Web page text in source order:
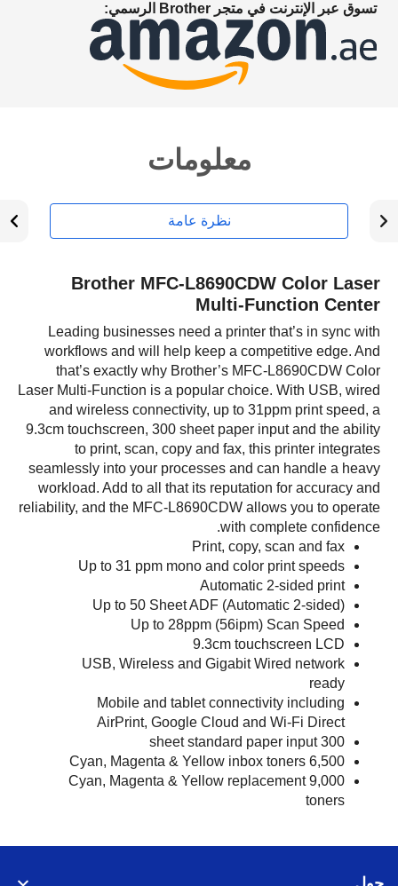
تسوق عبر الإنترنت في متجر Brother الرسمي:
معلومات
نظرة عامة
Brother MFC-L8690CDW Color Laser
Multi-Function Center
Leading businesses need a printer that’s in sync with
workflows and will help keep a competitive edge. And
that’s exactly why Brother’s MFC-L8690CDW Color
Laser Multi-Function is a popular choice. With USB, wired
and wireless connectivity, up to 31ppm print speed, a
9.3cm touchscreen, 300 sheet paper input and the ability
to print, scan, copy and fax, this printer integrates
seamlessly into your processes and can handle a heavy
workload. Add to all that its reputation for accuracy and
reliability, and the MFC-L8690CDW allows you to operate
with complete confidence.
Print, copy, scan and fax
Up to 31 ppm mono and color print speeds
Automatic 2-sided print
Up to 50 Sheet ADF (Automatic 2-sided)
Up to 28ppm (56ipm) Scan Speed
9.3cm touchscreen LCD
USB, Wireless and Gigabit Wired network
ready
Mobile and tablet connectivity including
AirPrint, Google Cloud and Wi-Fi Direct
300 sheet standard paper input
6,500 Cyan, Magenta & Yellow inbox toners
9,000 Cyan, Magenta & Yellow replacement
toners